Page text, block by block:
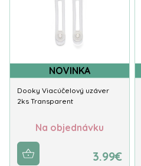
NOVINKA
Dooky Viacúčelový uzáver
2ks Transparent
Na objednávku
3.99€